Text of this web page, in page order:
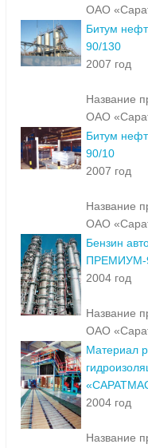
ОАО
Битум
90/130
2007 год
Название
ОАО
Битум
90/10
2007 год
Название
ОАО
Бензин
ПРЕМИУМ-
2004 год
Название
ОАО
Материал
2004 год
Название